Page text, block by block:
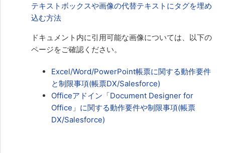
テキストボックスや画像の代替テキストにタグを埋め
込む方法
ドキュメント内に引用可能な画像については、以下の
ページをご確認ください。
Excel/Word/PowerPoint帳票に関する動作要件
と制限事項(帳票DX/Salesforce)
Officeアドイン「Document Designer for
Office」に関する動作要件や制限事項(帳票
DX/Salesforce)